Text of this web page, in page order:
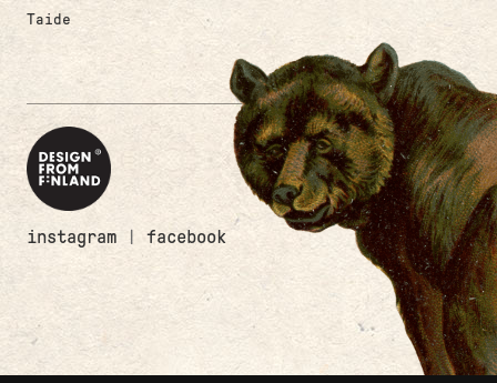
Taide
instagram |facebook